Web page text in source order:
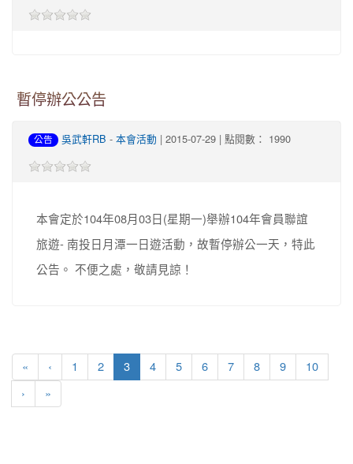
暫停辦公公告
公告 吳武軒RB - 本會活動 | 2015-07-29 | 點閱數： 1990
本會定於104年08月03日(星期一)舉辦104年會員聯誼
旅遊- 南投日月潭一日遊活動，故暫停辦公一天，特此
公告。 不便之處，敬請見諒！
« ‹ 1 2 3(current)
4 5 6 7 8 9 10
› »